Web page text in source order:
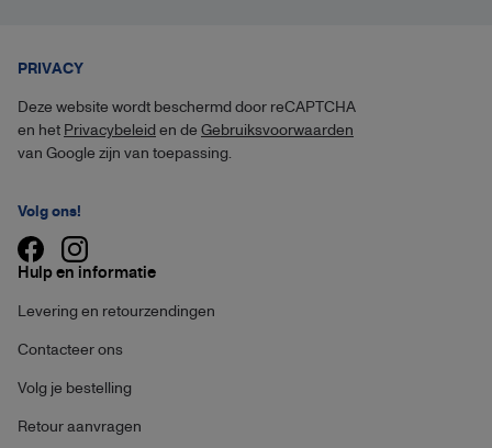
Hulp en informatie
Levering en retourzendingen
Contacteer ons
Volg je bestelling
Retour aanvragen
PRIVACY
Deze website wordt beschermd door reCAPTCHA
en het Privacybeleid en de Gebruiksvoorwaarden
van Google zijn van toepassing.
Volg ons!